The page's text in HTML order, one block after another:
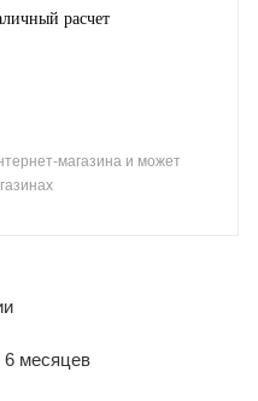
расчет
магазина и может
6 месяцев